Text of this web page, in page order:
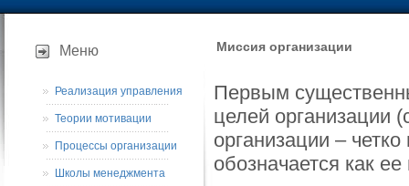
Миссия организации
Первым
целей организации
организации –
обозначается как
Меню
Реализация управления
Теории мотивации
Процессы организации
Школы менеджмента